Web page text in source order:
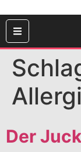
Der